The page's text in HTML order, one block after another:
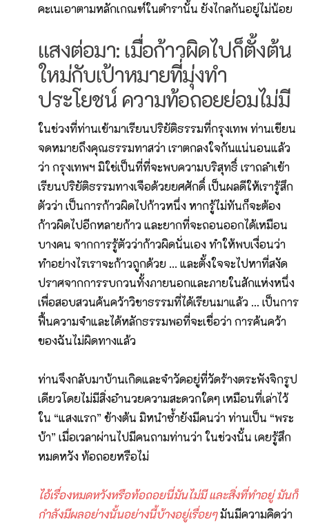
คะเนเอาตามหลักเกณฑ์ในตำรานั้น ยังไกลกันอยู่ไม่น้อย
แสงต่อมา: เมื่อก้าวผิดไปก็ตั้งต้น
ใหม่กับเป้าหมายที่มุ่งทำ
ประโยชน์ ความท้อถอยย่อมไม่มี
​ในช่วงที่ท่านเข้ามาเรียนปริยัติธรรมที่กรุงเทพ ท่านเขียน
จดหมายถึงคุณธรรมทาสว่า เราตกลงใจกันแน่นอนแล้ว
ว่า กรุงเทพฯ มิใช่เป็นที่ที่จะพบความบริสุทธิ์ เราถลำเข้า
เรียนปริยัติธรรมทางเจือด้วยยศศักดิ์ เป็นผลดีให้เรารู้สึก
ตัวว่า เป็นการก้าวผิดไปก้าวหนึ่ง หากรู้ไม่ทันก็จะต้อง
ก้าวผิดไปอีกหลายก้าว และยากที่จะถอนออกได้เหมือน
บางคน จากการรู้ตัวว่าก้าวผิดนั่นเอง ทำให้พบเงื่อนว่า
ทำอย่างไรเราจะก้าวถูกด้วย ... และตั้งใจจะไปหาที่สงัด
ปราศจากการรบกวนทั้งภายนอกและภายในสักแห่งหนึ่ง
เพื่อสอบสวนค้นคว้าวิชาธรรมที่ได้เรียนมาแล้ว ... เป็นการ
ฟื้นความจำและได้หลักธรรมพอที่จะเชื่อว่า การค้นคว้า
ของฉันไม่ผิดทางแล้ว
ท่านจึงกลับมาบ้านเกิดและจำวัดอยู่ที่วัดร้างตระพังจิกรูป
เดียวโดยไม่มีสิ่งอำนวยความสะดวกใดๆ เหมือนที่เล่าไว้
ใน “แสงแรก” ข้างต้น มิหนำซ้ำยังมีคนว่า ท่านเป็น “พระ
บ้า” เมื่อเวลาผ่านไปมีคนถามท่านว่า ในช่วงนั้น เคยรู้สึก
หมดหวัง ท้อถอยหรือไม่
ไอ้เรื่องหมดหวังหรือท้อถอยนี่มันไม่มี และสิ่งที่ทำอยู่ มันก็
กำลังมีผลอย่างนั้นอย่างนี้บ้างอยู่เรื่อยๆมันมีความคิดว่า